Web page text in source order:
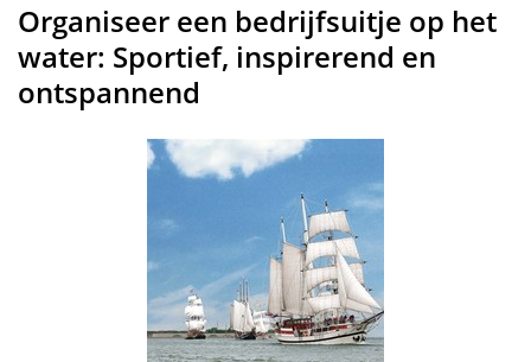
Organiseer een bedrijfsuitje op het
water: Sportief, inspirerend en
ontspannend